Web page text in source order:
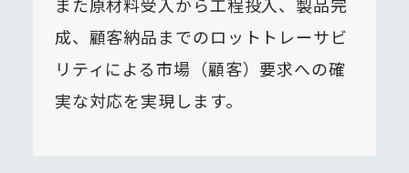
成、顧客納品までのロットトレーサビ
リティによる市場（顧客）要求への確
実な対応を実現します。